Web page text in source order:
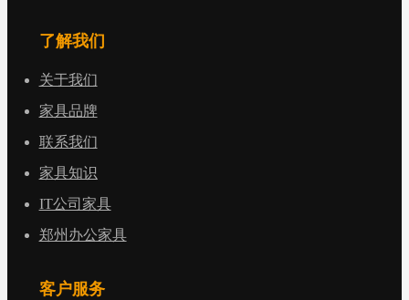
了解我们
关于我们
家具品牌
联系我们
家具知识
IT公司家具
郑州办公家具
客户服务